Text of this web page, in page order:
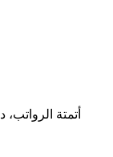
أتمتة